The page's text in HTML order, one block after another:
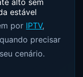
estável
por IPTV,
quando precisar
cenário.